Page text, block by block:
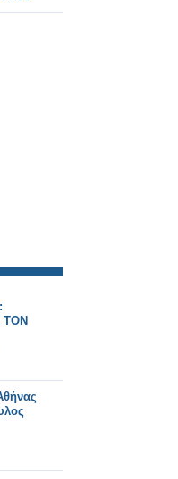
ΤΟΝ